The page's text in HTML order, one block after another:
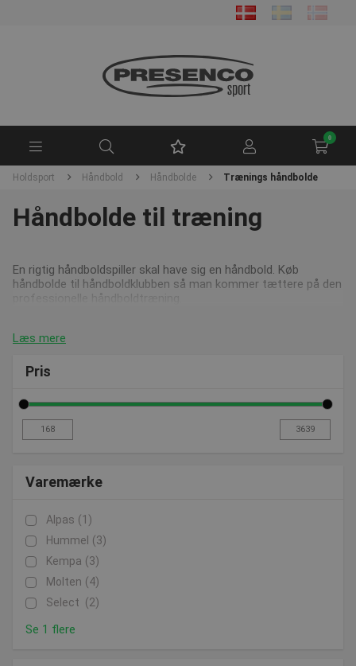
0
Holdsport Håndbold Håndbolde Trænings håndbolde
Håndbolde til træning
En rigtig håndboldspiller skal have sig en håndbold. Køb
håndbolde til håndboldklubben så man kommer tættere på den
Læs mere
Pris
Varemærke
Alpas (1)
Hummel (3)
Kempa (3)
Molten (4)
Select (2)
Se 1 flere